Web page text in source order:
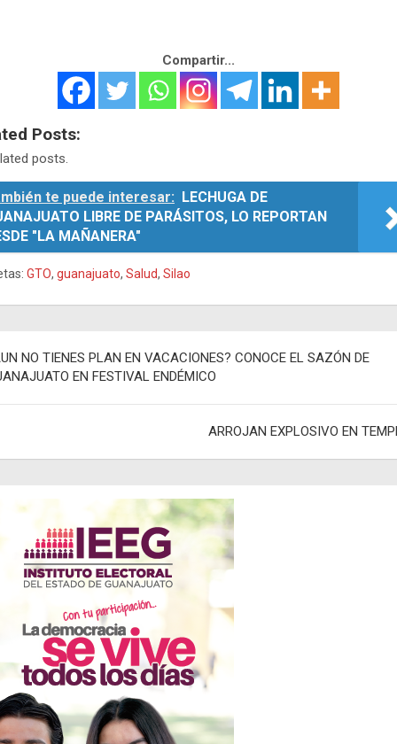
Compartir...
Posts:
posts.
te puede interesar: LECHUGA DE
LIBRE DE PARÁSITOS, LO REPORTAN
"LA MAÑANERA"
GTO, guanajuato, Salud, Silao
NO TIENES PLAN EN VACACIONES? CONOCE EL SAZÓN DE
EN FESTIVAL ENDÉMICO
ARROJAN EXPLOSIVO EN